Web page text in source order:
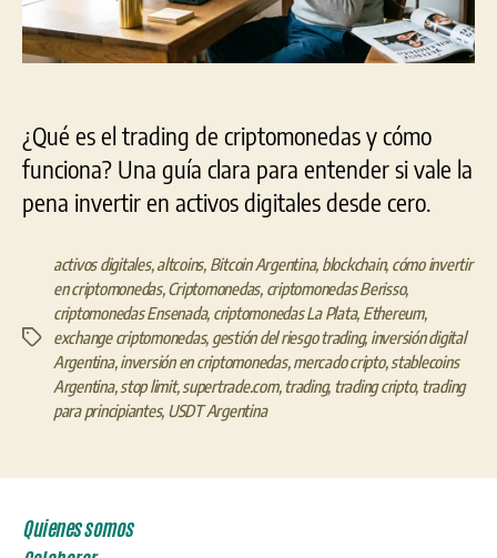
¿Qué es el trading de criptomonedas y cómo
funciona? Una guía clara para entender si vale la
pena invertir en activos digitales desde cero.
Etiquetas
activos digitales,altcoins, Bitcoin Argentina, blockchain, cómo invertir
en criptomonedas,Criptomonedas, criptomonedas Berisso,
criptomonedas Ensenada, criptomonedas La Plata, Ethereum,
exchange criptomonedas, gestión del riesgo trading, inversión digital
Argentina,inversión en criptomonedas,mercado cripto,stablecoins
Argentina,stop limit,supertrade.com,trading, trading cripto, trading
para principiantes, USDT Argentina
Quienes somos